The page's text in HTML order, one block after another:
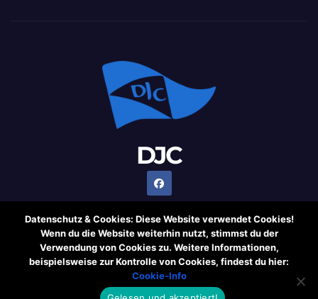
DJC
Stolz präsentiert von WordPress|Theme: Newsup von
Themeansar
Datenschutz & Cookies: Diese Website verwendet Cookies!
Wenn du die Website weiterhin nutzt, stimmst du der
Verwendung von Cookies zu. Weitere Informationen,
beispielsweise zur Kontrolle von Cookies, findest du hier:
Cookie-Info